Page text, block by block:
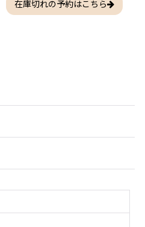
在庫切れの予約はこちら